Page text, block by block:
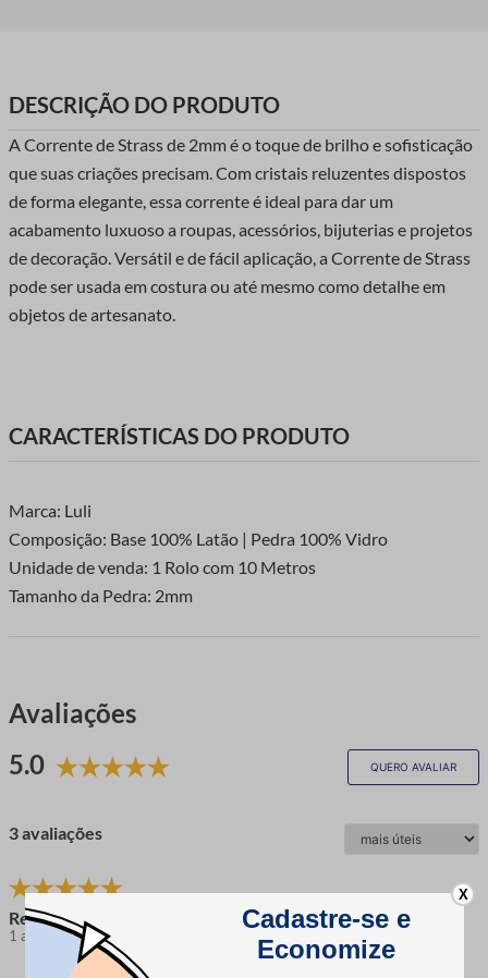
DESCRIÇÃO DO PRODUTO
A Corrente de Strass de 2mm é o toque de brilho e sofisticação
que suas criações precisam. Com cristais reluzentes dispostos
de forma elegante, essa corrente é ideal para dar um
acabamento luxuoso a roupas, acessórios, bijuterias e projetos
de decoração. Versátil e de fácil aplicação, a Corrente de Strass
pode ser usada em costura ou até mesmo como detalhe em
objetos de artesanato.
CARACTERÍSTICAS DO PRODUTO
Marca: Luli
Composição: Base 100% Latão | Pedra 100% Vidro
Unidade de venda: 1 Rolo com 10 Metros
Tamanho da Pedra: 2mm
Avaliações
5.0
QUERO AVALIAR
3 avaliações
Regina M.
1 ano atrás
X